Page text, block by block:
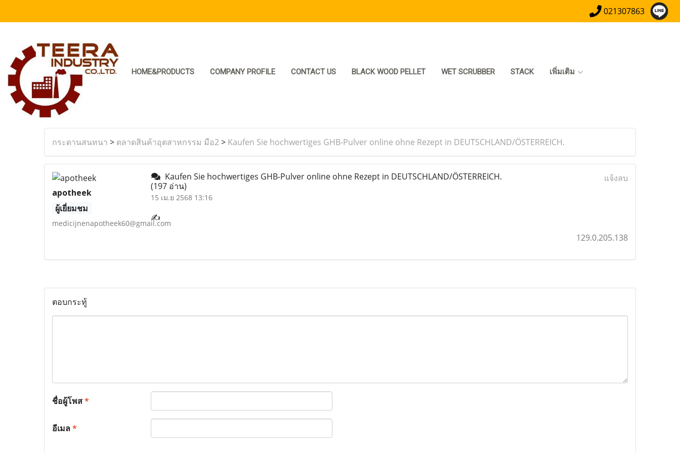
021307863
HOME&PRODUCTS COMPANY PROFILE CONTACT US BLACK WOOD PELLET WET SCRUBBER STACK เพิ่มเติม
กระดานสนทนา > ตลาดสินค้าอุตสาหกรรม มือ2> Kaufen Sie hochwertiges GHB-Pulver online ohne Rezept in DEUTSCHLAND/ÖSTERREICH.
apotheek
ผู้เยี่ยมชม
medicijnenapotheek60@gmail.com
Kaufen Sie hochwertiges GHB-Pulver online ohne Rezept in DEUTSCHLAND/ÖSTERREICH.
(197 อ่าน)
15 เม.ย 2568 13:16
แจ้งลบ
✍
129.0.205.138
ตอบกระทู้
ชื่อผู้โพส*
อีเมล*